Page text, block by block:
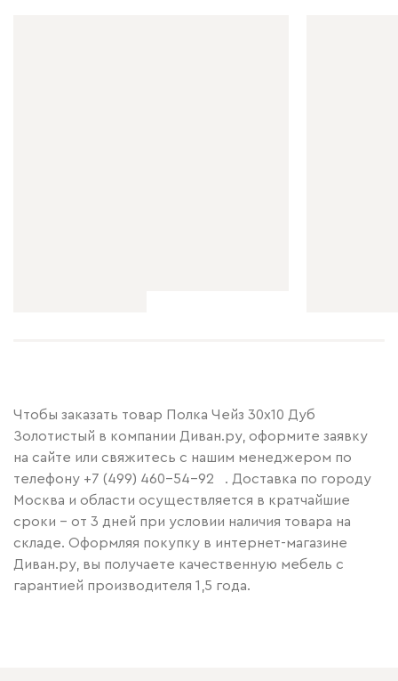
Чтобы заказать товар Полка Чейз 30x10 Дуб
Золотистый в компании Диван.ру, оформите заявку
на сайте или свяжитесь с нашим менеджером по
телефону +7 (499) 460-54-92
. Доставка по городу
Москва и области осуществляется в кратчайшие
сроки – от 3 дней при условии наличия товара на
складе. Оформляя покупку в интернет-магазине
Диван.ру, вы получаете качественную мебель с
гарантией производителя 1,5 года.